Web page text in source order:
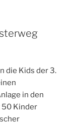
die Kids der 3.
in den
50 Kinder